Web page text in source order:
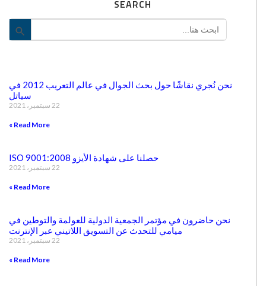
SEARCH
Search
for:
نحن نُجري نقاشًا حول بحث الجوال في عالم التعريب 2012 في
سياتل
22 سبتمبر، 2021
Read More »
حصلنا على شهادة الأيزو ISO 9001:2008
22 سبتمبر، 2021
Read More »
نحن حاضرون في مؤتمر الجمعية الدولية للعولمة والتوطين في
ميامي للتحدث عن التسويق اللاتيني عبر الإنترنت
22 سبتمبر، 2021
Read More »